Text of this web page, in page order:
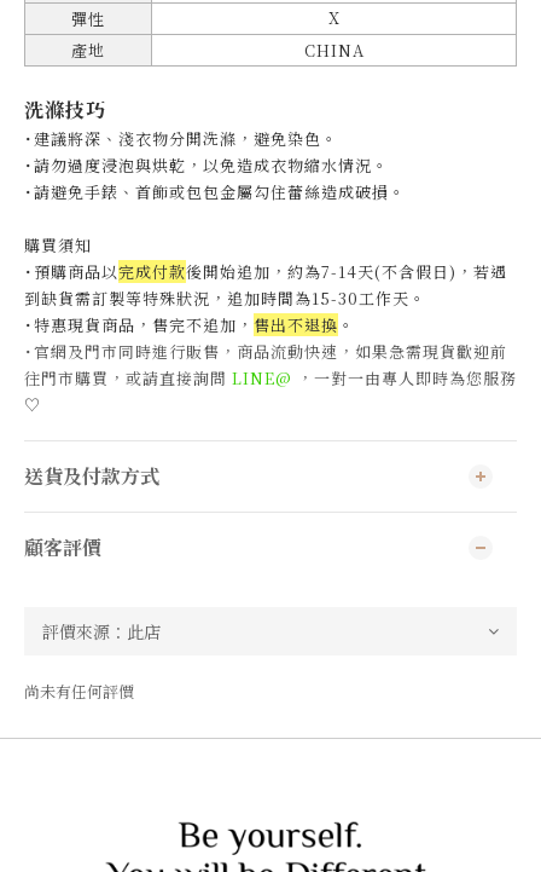
彈性
X
產地
CHINA
洗滌技巧
˙建議將深、淺衣物分開洗滌，避免染色。
˙請勿過度浸泡與烘乾，以免造成衣物縮水情況。
˙請避免手錶、首飾或包包金屬勾住蕾絲造成破損。
購買須知
˙預購商品以完成付款後開始追加，約為7-14天(不含假日)， 若遇
到缺貨需訂製等特殊狀況，追加時間為15-30工作天 。
˙特惠現貨商品，售完不追加， 售出不退換 。
˙官網及門市同時進行販售，商品流動快速，如果急需現貨歡迎前
往門市購買，或請直接詢問 LINE@ ，一對一由專人即時為您服務
♡
送貨及付款方式
顧客評價
尚未有任何評價